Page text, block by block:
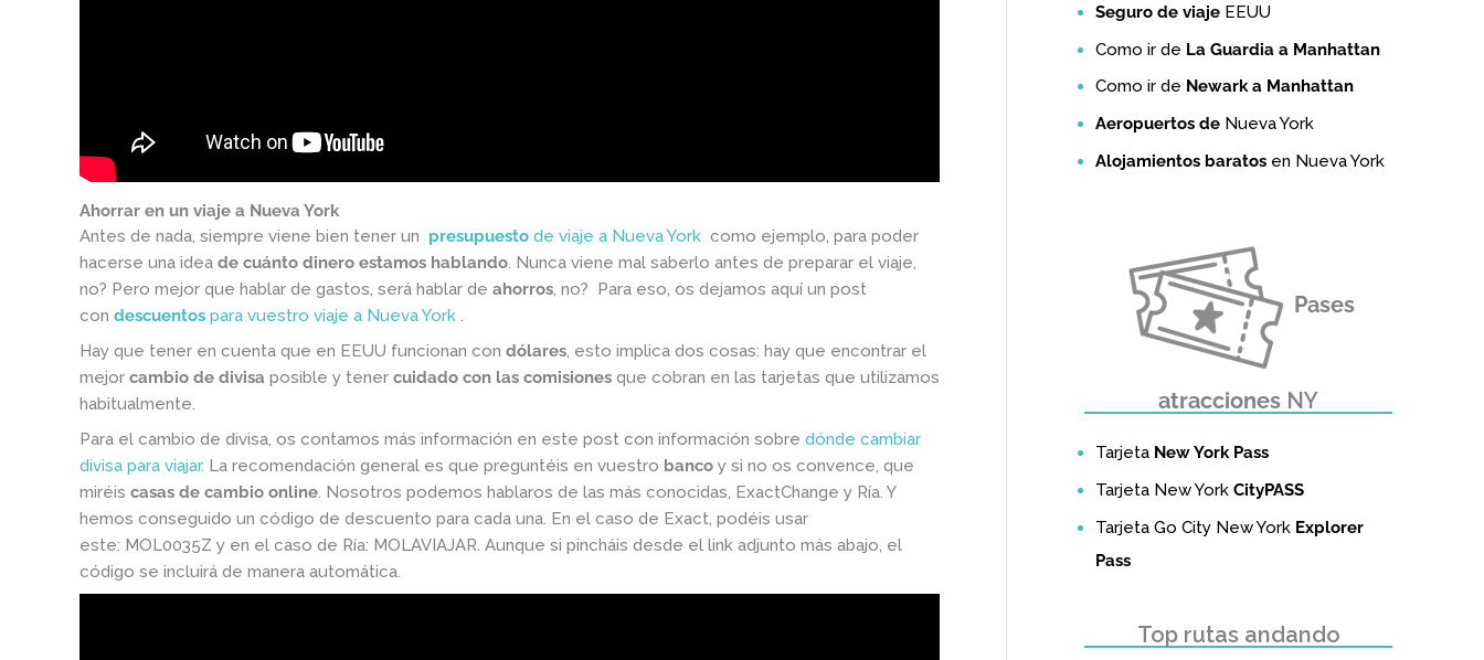
Ahorrar en un viaje a Nueva York
Antes de nada, siempre viene bien tener un presupuesto de viaje a Nueva York como ejemplo, para poder
hacerse una idea de cuánto dinero estamos hablando. Nunca viene mal saberlo antes de preparar el viaje,
no? Pero mejor que hablar de gastos, será hablar de ahorros, no? Para eso, os dejamos aquí un post
con descuentos para vuestro viaje a Nueva York .
Hay que tener en cuenta que en EEUU funcionan con dólares, esto implica dos cosas: hay que encontrar el
mejor cambio de divisa posible y tener cuidado con las comisiones que cobran en las tarjetas que utilizamos
habitualmente.
Para el cambio de divisa, os contamos más información en este post con información sobre dónde cambiar
divisa para viajar. La recomendación general es que preguntéis en vuestro banco y si no os convence, que
miréis casas de cambio online. Nosotros podemos hablaros de las más conocidas, ExactChange y Ría. Y
hemos conseguido un código de descuento para cada una. En el caso de Exact, podéis usar
este: MOL0035Z y en el caso de Ría: MOLAVIAJAR. Aunque si pincháis desde el link adjunto más abajo, el
código se incluirá de manera automática.
Seguro de viaje EEUU
Como ir de La Guardia a Manhattan
Como ir de Newark a Manhattan
Aeropuertos de Nueva York
Alojamientos baratos en Nueva York
Pases
atracciones NY
Tarjeta New York Pass
Tarjeta New York CityPASS
Tarjeta Go City New York Explorer
Pass
Top rutas andando